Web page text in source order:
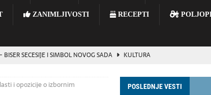
ZANIMLJIVOSTI RECEPTI
SECESIJE I SIMBOL NOVOG SADA
KULTURA
ukrajinskog izvoza gvozdene rude, navodi se u izveštaju.
i opozicije o izbornim
POSLEDNJE VESTI